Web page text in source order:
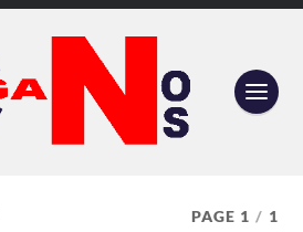
PAGE 1 / 1